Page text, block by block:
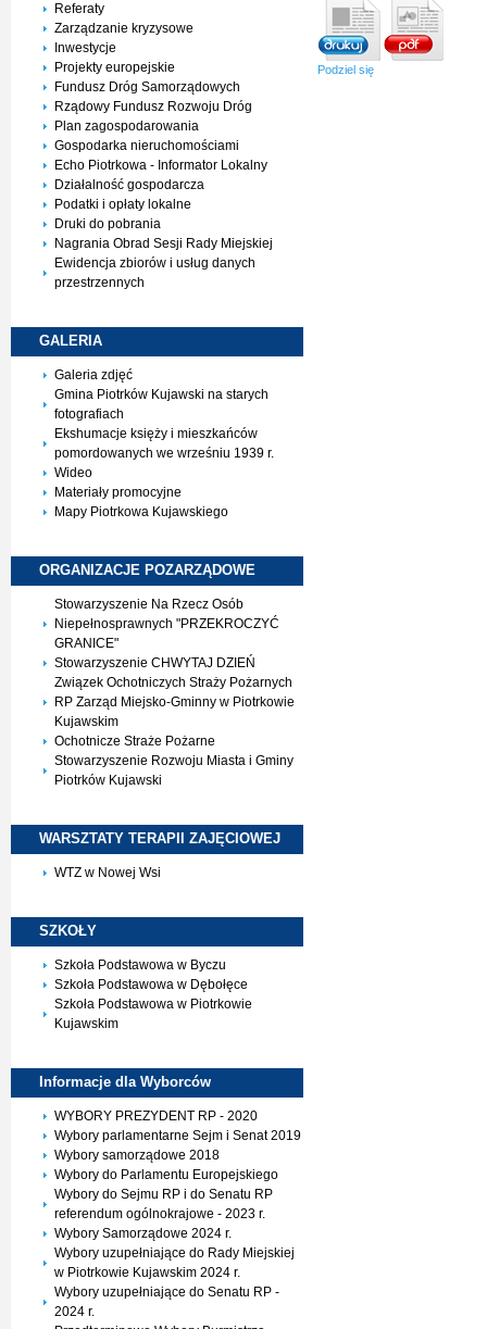
Referaty
Zarządzanie kryzysowe
Inwestycje
Projekty europejskie
Fundusz Dróg Samorządowych
Rządowy Fundusz Rozwoju Dróg
Plan zagospodarowania
Gospodarka nieruchomościami
Echo Piotrkowa - Informator Lokalny
Działalność gospodarcza
Podatki i opłaty lokalne
Druki do pobrania
Nagrania Obrad Sesji Rady Miejskiej
Ewidencja zbiorów i usług danych
przestrzennych
GALERIA
Galeria zdjęć
Gmina Piotrków Kujawski na starych
fotografiach
Ekshumacje księży i mieszkańców
pomordowanych we wrześniu 1939 r.
Wideo
Materiały promocyjne
Mapy Piotrkowa Kujawskiego
ORGANIZACJE POZARZĄDOWE
Stowarzyszenie Na Rzecz Osób
Niepełnosprawnych "PRZEKROCZYĆ
GRANICE"
Stowarzyszenie CHWYTAJ DZIEŃ
Związek Ochotniczych Straży Pożarnych
RP Zarząd Miejsko-Gminny w Piotrkowie
Kujawskim
Ochotnicze Straże Pożarne
Stowarzyszenie Rozwoju Miasta i Gminy
Piotrków Kujawski
WARSZTATY TERAPII ZAJĘCIOWEJ
WTZ w Nowej Wsi
SZKOŁY
Szkoła Podstawowa w Byczu
Szkoła Podstawowa w Dębołęce
Szkoła Podstawowa w Piotrkowie
Kujawskim
Informacje dla Wyborców
WYBORY PREZYDENT RP - 2020
Wybory parlamentarne Sejm i Senat 2019
Wybory samorządowe 2018
Wybory do Parlamentu Europejskiego
Wybory do Sejmu RP i do Senatu RP
referendum ogólnokrajowe - 2023 r.
Wybory Samorządowe 2024 r.
Wybory uzupełniające do Rady Miejskiej
w Piotrkowie Kujawskim 2024 r.
Wybory uzupełniające do Senatu RP -
2024 r.
Podziel się